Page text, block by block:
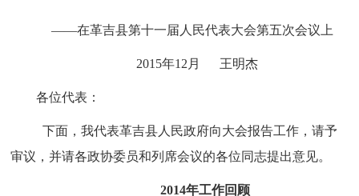
――在革吉县第十一届人民代表大会第五次会议上
2015年12月 王明杰
各位代表：
下面，我代表革吉县人民政府向大会报告工作，请予
审议，并请各政协委员和列席会议的各位同志提出意见。
2014年工作回顾